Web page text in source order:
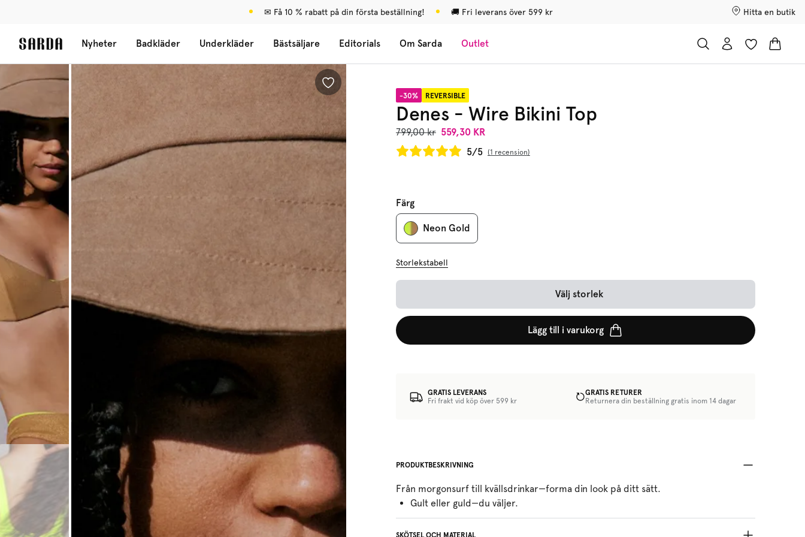
✉ Få 10 % rabatt på din första beställning! 🚚 Fri leverans över 599 kr Hitta en butik
Nyheter Badkläder Underkläder Bästsäljare Editorials Om Sarda Outlet
-30% REVERSIBLE
Denes - Wire Bikini Top
799,00 kr 559,30 KR
5/5
1 recension
Färg
Neon Gold
Storlekstabell
Välj storlek
Lägg till i varukorg
GRATIS LEVERANS
Fri frakt vid köp över 599 kr
GRATIS RETURER
Returnera din beställning gratis inom 14 dagar
PRODUKTBESKRIVNING
Från morgonsurf till kvällsdrinkar—forma din look på ditt sätt.
Gult eller guld—du väljer.
SKÖTSEL OCH MATERIAL